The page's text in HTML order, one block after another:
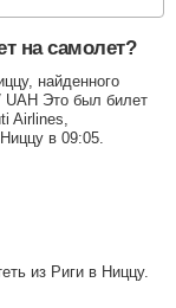
на самолет?
найденного
UAH Это был билет
Airlines,
в 09:05.
из Риги в Ниццу.